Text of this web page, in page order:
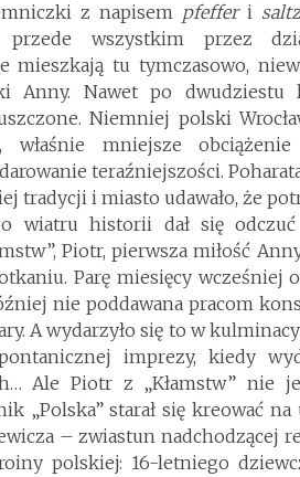
z napisem pfefferi
przede wszystkim przez
mieszkają tu tymczasowo,
Anny. Nawet po dwudziestu
Niemniej polski
właśnie mniejsze
teraźniejszości.
tradycji i miasto udawało, że
wiatru historii dał się
Piotr, pierwsza miłość
Parę miesięcy wcześniej
nie poddawana pracom
A wydarzyło się to w
imprezy, kiedy
Ale Piotr z „Kłamstw” nie
„Polska” starał się kreować
– zwiastun nadchodzącej
polskiej: 16-letniego